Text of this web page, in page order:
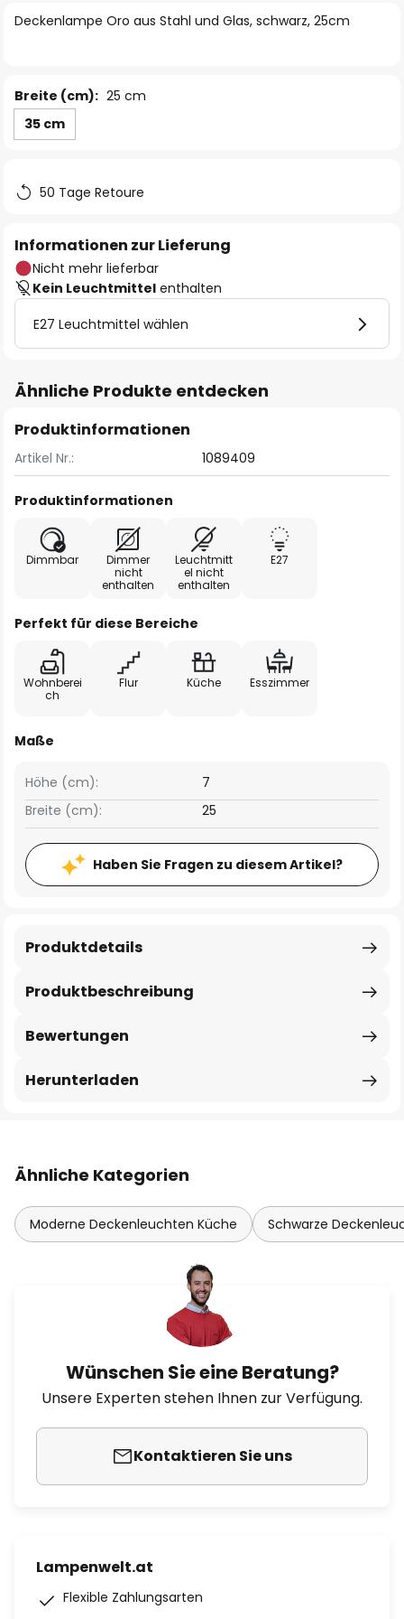
Deckenlampe Oro aus Stahl und Glas, schwarz, 25cm
Breite (cm): 25 cm
35 cm
50 Tage Retoure
Informationen zur Lieferung
Nicht mehr lieferbar
Kein Leuchtmittel enthalten
E27 Leuchtmittel wählen
Ähnliche Produkte entdecken
Produktinformationen
Artikel Nr.: 1089409
Produktinformationen
Dimmbar
Dimmer
nicht
enthalten
Leuchtmitt
el nicht
enthalten
E27
Perfekt für diese Bereiche
Wohnberei
ch
Flur Küche Esszimmer
Maße
Breite (cm): 25
Höhe (cm): 7
Haben Sie Fragen zu diesem Artikel?
Produktbeschreibung
Produktdetails
Bewertungen
Herunterladen
Ähnliche Kategorien
Moderne Deckenleuchten Küche Schwarze
Wünschen Sie eine Beratung?
Unsere Experten stehen Ihnen zur Verfügung.
Kontaktieren Sie uns
Lampenwelt.at
Flexible Zahlungsarten